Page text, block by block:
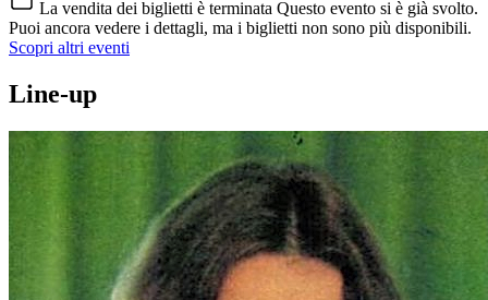
La vendita dei biglietti è terminata Questo evento si è già svolto.
Puoi ancora vedere i dettagli, ma i biglietti non sono più disponibili.
Scopri altri eventi
Line-up